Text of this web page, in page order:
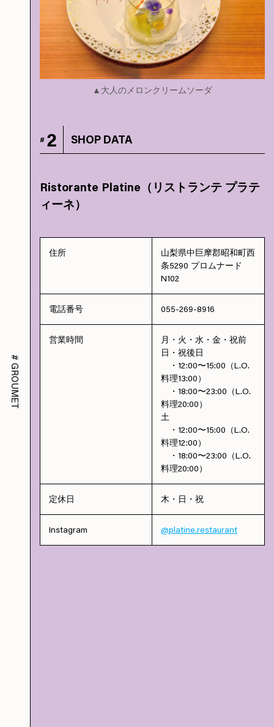
#
GROUMET
▲大人のメロンクリームソーダ
# 2 SHOP DATA
Ristorante Platine（リストランテ プラテ
ィーネ）
住所
山梨県中巨摩郡昭和町西
条5290 プロムナード
N102
電話番号 055-269-8916
営業時間
月・火・水・金・祝前
日・祝後日
・12:00〜15:00（L.O.
料理13:00）
・18:00〜23:00（L.O.
料理20:00）
土
・12:00〜15:00（L.O.
料理12:00）
・18:00〜23:00（L.O.
料理20:00）
定休日 木・日・祝
Instagram @platine.restaurant